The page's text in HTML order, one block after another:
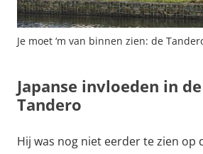
Je moet ‘m van binnen zien: de
Japanse invloeden in
Tandero
Hij was nog niet eerder te zien op